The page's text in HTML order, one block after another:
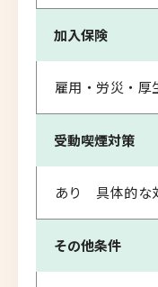
加入保険
雇用・労災・厚
受動喫煙対策
あり 具体的な
その他条件